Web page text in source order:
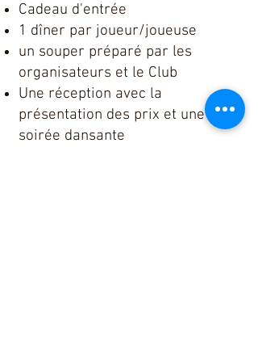
Cadeau d'entrée
1 dîner par joueur/joueuse
un souper préparé par les
organisateurs et le Club
Une réception avec la
présentation des prix et une
soirée dansante